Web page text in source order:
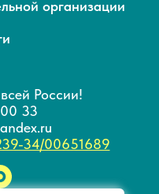
организации
России!
33
34/00651689